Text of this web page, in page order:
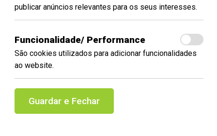
publicar anúncios relevantes para os seus interesses.
Funcionalidade/ Performance
São cookies utilizados para adicionar funcionalidades
ao website.
Guardar e Fechar